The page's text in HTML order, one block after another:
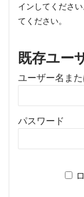
インしてくださ
てください。
既存ユー
ユーザー名ま
パスワード